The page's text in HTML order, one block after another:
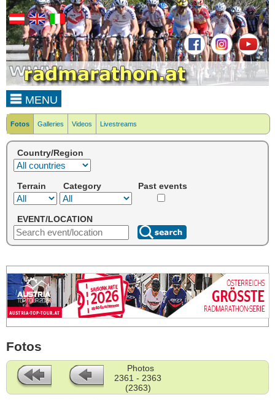
MENU
Fotos Galleries Videos Livestreams
Country/Region
Terrain Category Past events
EVENT/LOCATION
Fotos
Photos
2361 - 2363
(2363)